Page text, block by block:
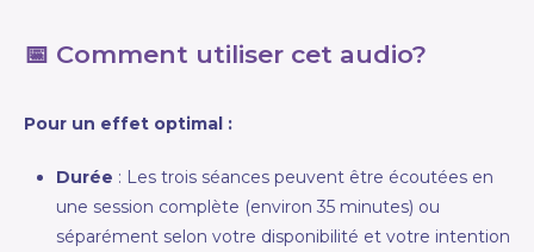
📅 Comment utiliser cet audio?
Pour un effet optimal :
Durée : Les trois séances peuvent être écoutées en
une session complète (environ 35 minutes) ou
séparément selon votre disponibilité et votre intention